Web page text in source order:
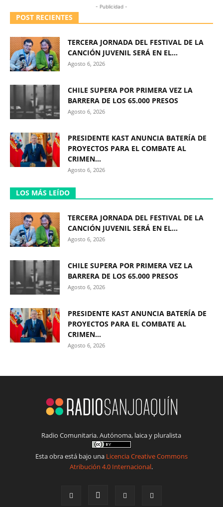
- Publicidad -
POST RECIENTES
TERCERA JORNADA DEL FESTIVAL DE LA
CANCIÓN JUVENIL SERÁ EN EL...
Agosto 6, 2026
CHILE SUPERA POR PRIMERA VEZ LA
BARRERA DE LOS 65.000 PRESOS
Agosto 6, 2026
PRESIDENTE KAST ANUNCIA BATERÍA DE
PROYECTOS PARA EL COMBATE AL
CRIMEN...
Agosto 6, 2026
LOS MÁS LEÍDO
TERCERA JORNADA DEL FESTIVAL DE LA
CANCIÓN JUVENIL SERÁ EN EL...
Agosto 6, 2026
CHILE SUPERA POR PRIMERA VEZ LA
BARRERA DE LOS 65.000 PRESOS
Agosto 6, 2026
PRESIDENTE KAST ANUNCIA BATERÍA DE
PROYECTOS PARA EL COMBATE AL
CRIMEN...
Agosto 6, 2026
Radio Comunitaria. Autónoma, laica y pluralista
Esta obra está bajo una Licencia Creative Commons
Atribución 4.0 Internacional.